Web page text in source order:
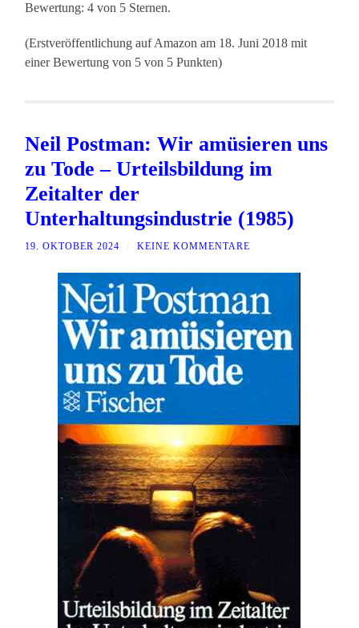
Bewertung: 4 von 5 Sternen.
(Erstveröffentlichung auf Amazon am 18. Juni 2018 mit
einer Bewertung von 5 von 5 Punkten)
Neil Postman: Wir amüsieren uns
zu Tode – Urteilsbildung im
Zeitalter der
Unterhaltungsindustrie (1985)
19. OKTOBER 2024 KEINE KOMMENTARE